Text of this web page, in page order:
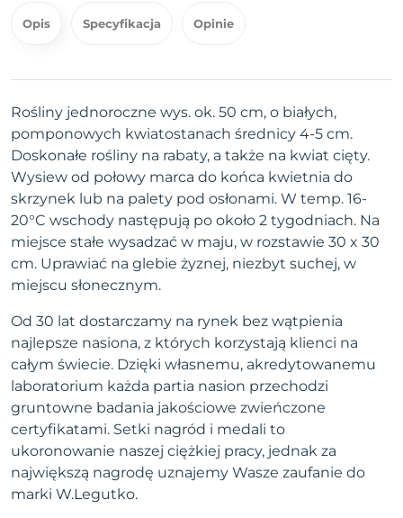
Opis Specyfikacja Opinie
Rośliny jednoroczne wys. ok. 50 cm, o białych,
pomponowych kwiatostanach średnicy 4-5 cm.
Doskonałe rośliny na rabaty, a także na kwiat cięty.
Wysiew od połowy marca do końca kwietnia do
skrzynek lub na palety pod osłonami. W temp. 16-
20°C wschody następują po około 2 tygodniach. Na
miejsce stałe wysadzać w maju, w rozstawie 30 x 30
cm. Uprawiać na glebie żyznej, niezbyt suchej, w
miejscu słonecznym.
Od 30 lat dostarczamy na rynek bez wątpienia
najlepsze nasiona, z których korzystają klienci na
całym świecie. Dzięki własnemu, akredytowanemu
laboratorium każda partia nasion przechodzi
gruntowne badania jakościowe zwieńczone
certyfikatami. Setki nagród i medali to
ukoronowanie naszej ciężkiej pracy, jednak za
największą nagrodę uznajemy Wasze zaufanie do
marki W.Legutko.